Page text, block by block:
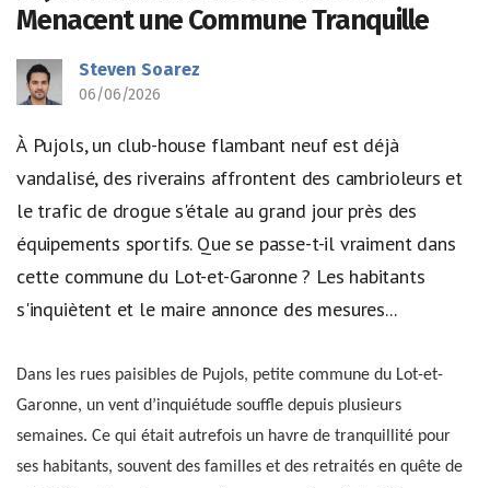
Menacent une Commune Tranquille
Steven Soarez
06/06/2026
À Pujols, un club-house flambant neuf est déjà
vandalisé, des riverains affrontent des cambrioleurs et
le trafic de drogue s'étale au grand jour près des
équipements sportifs. Que se passe-t-il vraiment dans
cette commune du Lot-et-Garonne ? Les habitants
s'inquiètent et le maire annonce des mesures...
Dans les rues paisibles de Pujols, petite commune du Lot-et-
Garonne, un vent d’inquiétude souffle depuis plusieurs
semaines. Ce qui était autrefois un havre de tranquillité pour
ses habitants, souvent des familles et des retraités en quête de